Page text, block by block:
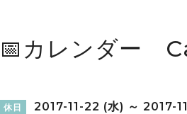
📅カレンダー
休日 2017-11-22 (水) ～ 2017-